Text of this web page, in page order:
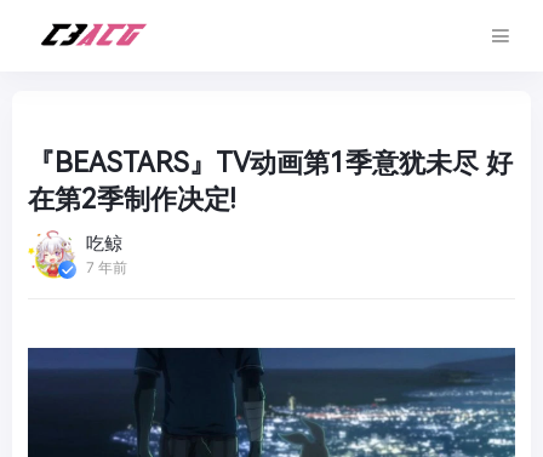
『BEASTARS』TV动画第1季意犹未尽 好
在第2季制作决定!
吃鲸
7 年前